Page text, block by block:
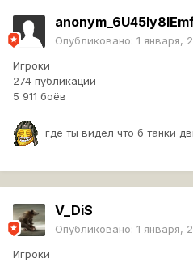
Опубликовано: 1 января,
Игроки
274 публикации
5 911 боёв
где ты видел что б танки
V_DiS
Опубликовано: 1 января,
Игроки